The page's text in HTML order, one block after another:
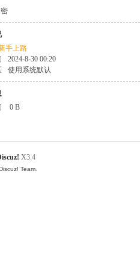
手上路
2024-8-30 00:20
使用系统默认
0 B
X3.4
Team